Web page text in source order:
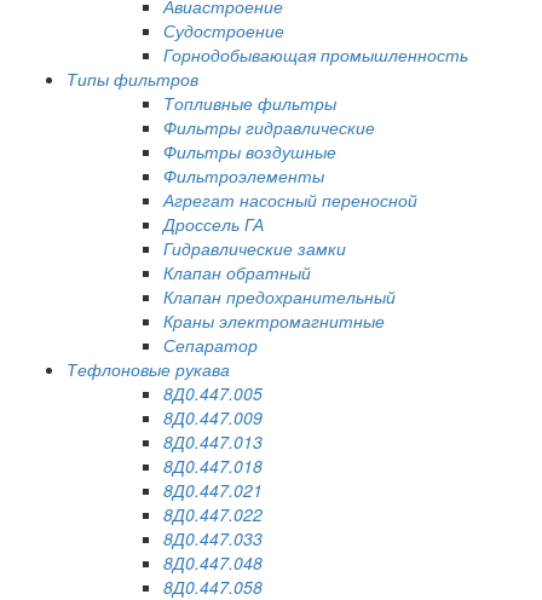
Авиастроение
Судостроение
Горнодобывающая промышленность
Типы фильтров
Топливные фильтры
Фильтры гидравлические
Фильтры воздушные
Фильтроэлементы
Агрегат насосный переносной
Дроссель ГА
Гидравлические замки
Клапан обратный
Клапан предохранительный
Краны электромагнитные
Сепаратор
Тефлоновые рукава
8Д0.447.005
8Д0.447.009
8Д0.447.013
8Д0.447.018
8Д0.447.021
8Д0.447.022
8Д0.447.033
8Д0.447.048
8Д0.447.058